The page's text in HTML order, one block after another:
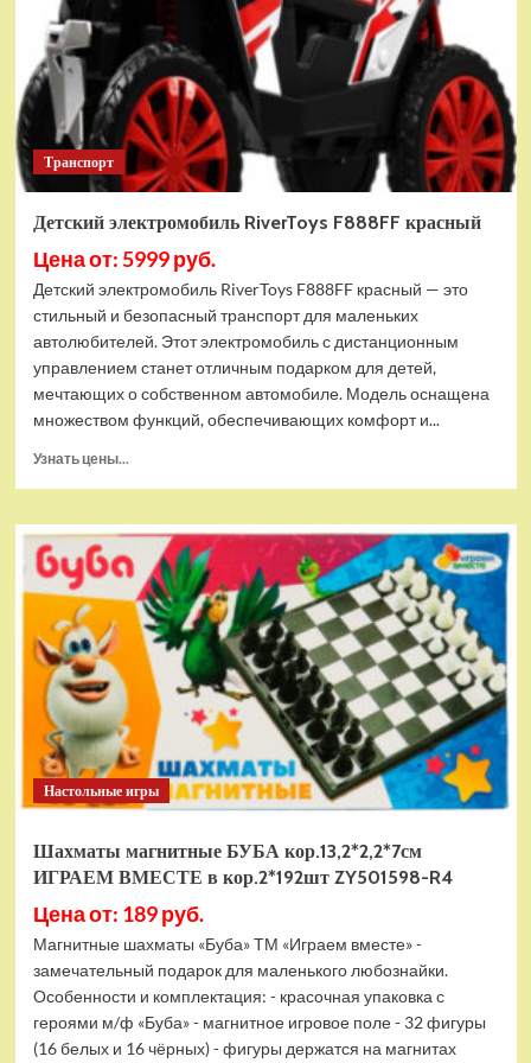
Транспорт
Детский электромобиль RiverToys F888FF красный
Цена от: 5999 руб.
Детский электромобиль RiverToys F888FF красный — это
стильный и безопасный транспорт для маленьких
автолюбителей. Этот электромобиль с дистанционным
управлением станет отличным подарком для детей,
мечтающих о собственном автомобиле. Модель оснащена
множеством функций, обеспечивающих комфорт и...
Узнать цены...
Детский
электромобиль
RiverToys
F888FF
красный
Настольные игры
Шахматы магнитные БУБА кор.13,2*2,2*7см
ИГРАЕМ ВМЕСТЕ в кор.2*192шт ZY501598-R4
Цена от: 189 руб.
Магнитные шахматы «Буба» ТМ «Играем вместе» -
замечательный подарок для маленького любознайки.
Особенности и комплектация: - красочная упаковка с
героями м/ф «Буба» - магнитное игровое поле - 32 фигуры
(16 белых и 16 чёрных) - фигуры держатся на магнитах